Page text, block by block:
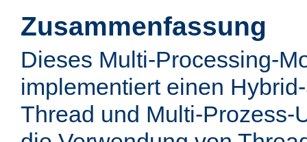
Zusammenfassung
Dieses Multi-Processing-
implementiert einen
Thread und Multi-Prozess-